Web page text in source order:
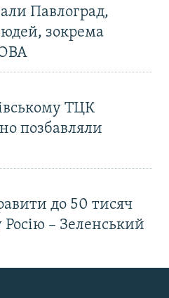
Павлоград,
зокрема
ТЦК
позбавляли
до 50 тисяч
Росію – Зеленський